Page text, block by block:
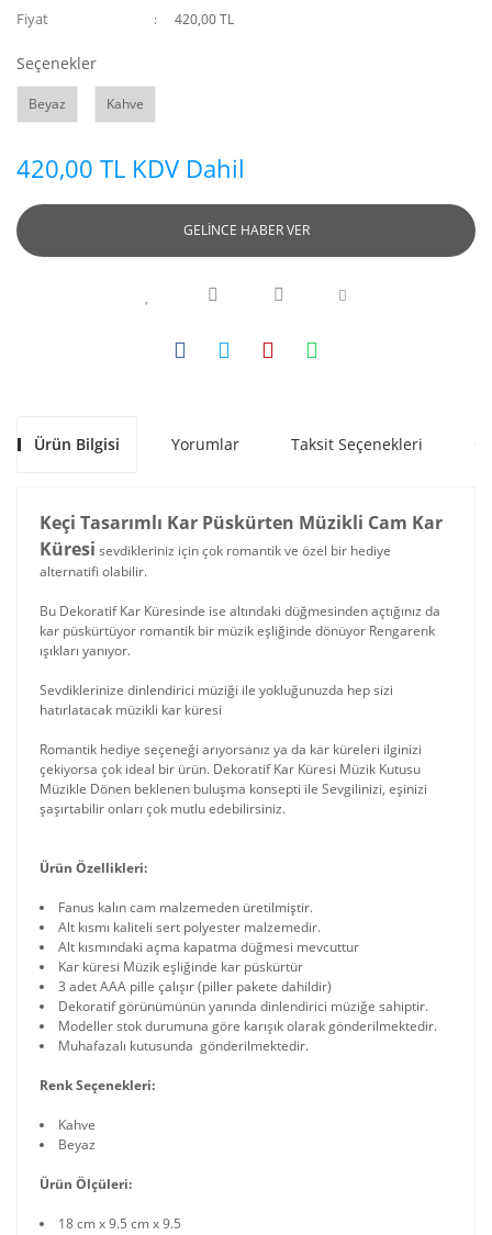
Fiyat 420,00 TL
Seçenekler
Beyaz Kahve
420,00 TL KDV Dahil
GELİNCE HABER VER
Ürün Bilgisi Yorumlar Taksit Seçenekleri
Keçi Tasarımlı Kar Püskürten Müzikli Cam Kar
Küresi sevdikleriniz için çok romantik ve özel bir hediye
alternatifi olabilir.
Bu Dekoratif Kar Küresinde ise altındaki düğmesinden açtığınız da
kar püskürtüyor romantik bir müzik eşliğinde dönüyor Rengarenk
ışıkları yanıyor.
Sevdiklerinize dinlendirici müziği ile yokluğunuzda hep sizi
hatırlatacak müzikli kar küresi
Romantik hediye seçeneği arıyorsanız ya da kar küreleri ilginizi
çekiyorsa çok ideal bir ürün. Dekoratif Kar Küresi Müzik Kutusu
Müzikle Dönen beklenen buluşma konsepti ile Sevgilinizi, eşinizi
şaşırtabilir onları çok mutlu edebilirsiniz.
Ürün Özellikleri:
Fanus kalın cam malzemeden üretilmiştir.
Alt kısmı kaliteli sert polyester malzemedir.
Alt kısmındaki açma kapatma düğmesi mevcuttur
Kar küresi Müzik eşliğinde kar püskürtür
3 adet AAA pille çalışır (piller pakete dahildir)
Dekoratif görünümünün yanında dinlendirici müziğe sahiptir.
Modeller stok durumuna göre karışık olarak gönderilmektedir.
Muhafazalı kutusunda gönderilmektedir.
Renk Seçenekleri:
Kahve
Beyaz
Ürün Ölçüleri:
18 cm x 9.5 cm x 9.5